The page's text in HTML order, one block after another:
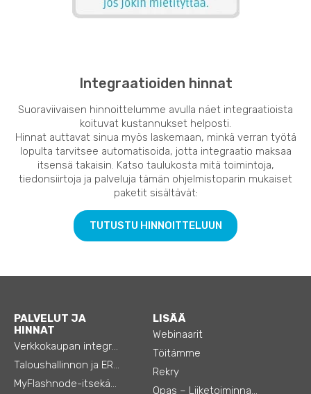
Integraatioiden hinnat
Suoraviivaisen hinnoittelumme avulla näet integraatioista
koituvat kustannukset helposti.
Hinnat auttavat sinua myös laskemaan, minkä verran työtä
lopulta tarvitsee automatisoida, jotta integraatio maksaa
itsensä takaisin. Katso taulukosta mitä toimintoja,
tiedonsiirtoja ja palveluja tämän ohjelmistoparin mukaiset
paketit sisältävät:
TUTUSTU HINNOITTELUUN
PALVELUT JA
HINNAT
Verkkokaupan integraatiot
Taloushallinnon ja ERP:n integraatiot
MyFlashnode-itsekäyttö-automaatio
LISÄÄ
Webinaarit
Töitämme
Rekry
Opas – Liiketoiminnan tehostamiseen